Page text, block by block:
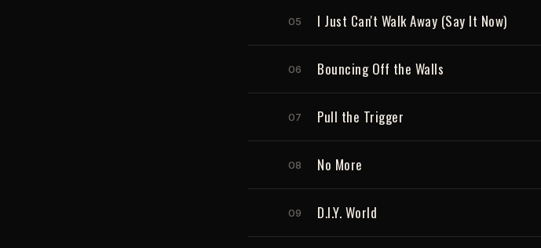
05 I Just Can't Walk Away (Say It Now)
06 Bouncing Off the Walls
07 Pull the Trigger
08 No More
09 D.I.Y. World